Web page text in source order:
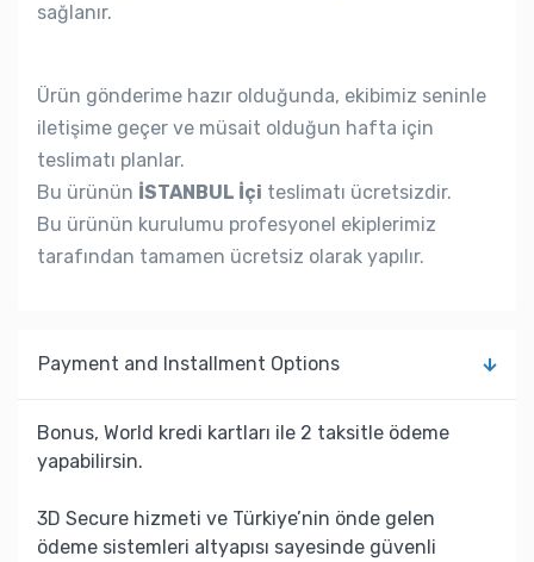
sağlanır.
Ürün gönderime hazır olduğunda, ekibimiz seninle
iletişime geçer ve müsait olduğun hafta için
teslimatı planlar.
Bu ürünün İSTANBUL İçi teslimatı ücretsizdir.
Bu ürünün kurulumu profesyonel ekiplerimiz
tarafından tamamen ücretsiz olarak yapılır.
Payment and Installment Options
Bonus, World kredi kartları ile 2 taksitle ödeme
yapabilirsin.
3D Secure hizmeti ve Türkiye’nin önde gelen
ödeme sistemleri altyapısı sayesinde güvenli